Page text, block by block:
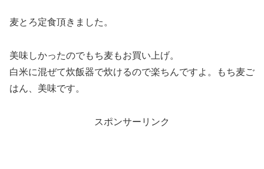
麦とろ定食頂きました。
美味しかったのでもち麦もお買い上げ。
白米に混ぜて炊飯器で炊けるので楽ちんですよ。もち麦ご
はん、美味です。
スポンサーリンク